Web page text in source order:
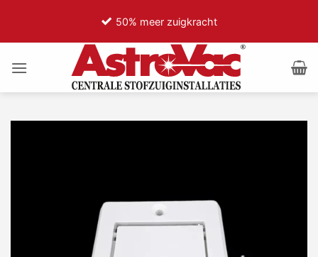
inhoud
50% meer zuigkracht